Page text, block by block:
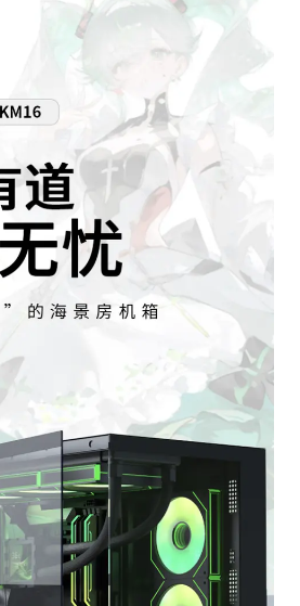
现代版摸金校尉落网查获400多枚古币
多地要求领导干部带头休假
奋进开新局 实干挑大梁